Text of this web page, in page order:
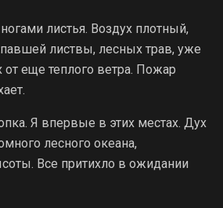
листья. Воздух плотный,
листвы, лесных трав, уже
еще теплого ветра. Пожар
Я впервые в этих местах. Дух
лесного океана,
Все притихло в ожидании